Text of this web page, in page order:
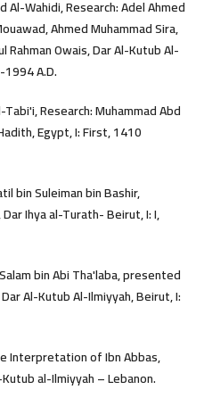
Wahidi, Research: Adel Ahmed
Ahmed Muhammad Sira,
Rahman Owais, Dar Al-Kutub Al-
A.D.
Research: Muhammad Abd
Egypt, I: First, 1410
bin Suleiman bin Bashir,
Ihya al-Turath- Beirut, I: I,
bin Abi Tha'laba, presented
Al-Kutub Al-Ilmiyyah, Beirut, I:
Interpretation of Ibn Abbas,
al-Ilmiyyah – Lebanon.